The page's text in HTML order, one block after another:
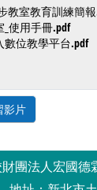
教室教育訓練簡
_使用手冊.pdf
數位教學平台.pdf
影片
團法人宏國德霖